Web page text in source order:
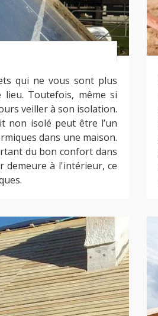
qui ne vous sont plus
lieu. Toutefois, même si
veiller à son isolation.
non isolé peut être l’un
dans une maison.
du bon confort dans
demeure à l'intérieur, ce